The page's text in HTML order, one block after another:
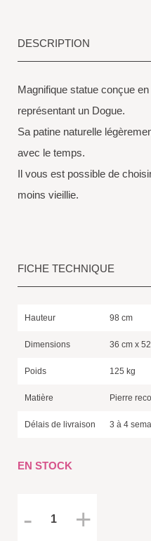
DESCRIPTION
Magnifique statue conçue
représentant un Dogue.
Sa patine naturelle
avec le temps.
Il vous est possible de
moins vieillie.
FICHE TECHNIQUE
Hauteur 98 cm
Dimensions 36 cm x
Poids 125 kg
Matière Pierre
Délais de livraison 3 à 4
EN STOCK